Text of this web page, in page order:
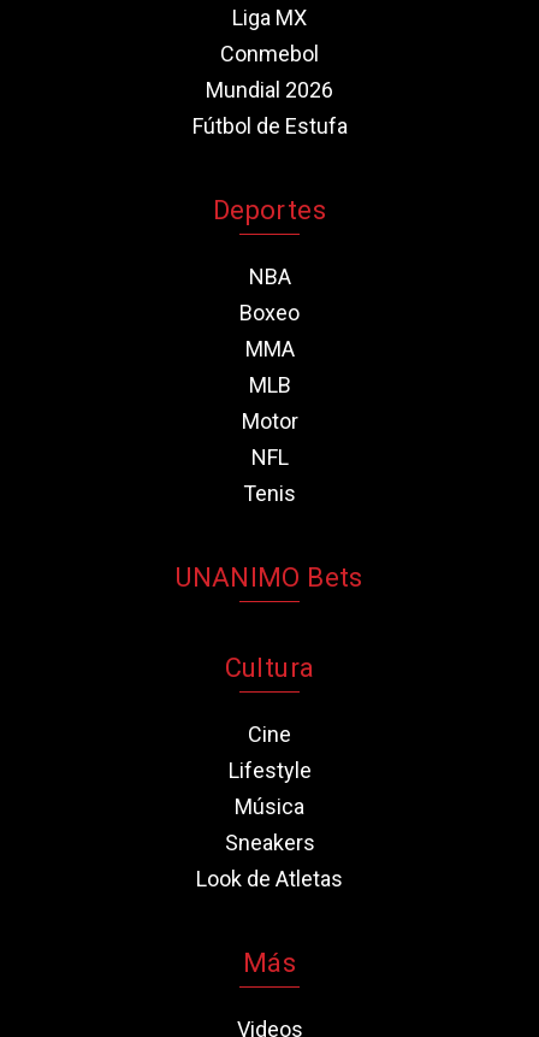
Liga MX
Conmebol
Mundial 2026
Fútbol de Estufa
Deportes
NBA
Boxeo
MMA
MLB
Motor
NFL
Tenis
UNANIMO Bets
Cultura
Cine
Lifestyle
Música
Sneakers
Look de Atletas
Más
Videos